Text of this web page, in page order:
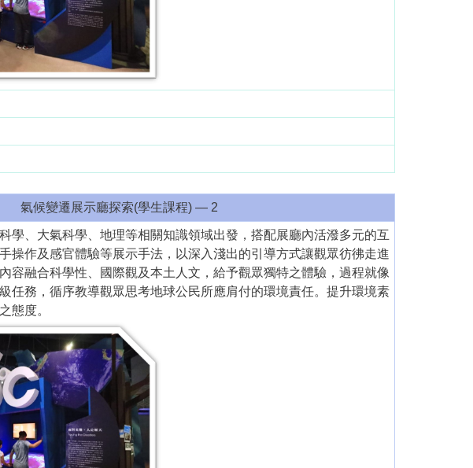
氣候變遷展示廳探索(學生課程) — 2
學、大氣科學、地理等相關知識領域出發，搭配展廳內活潑多元的互
操作及感官體驗等展示手法，以深入淺出的引導方式讓觀眾彷彿走進
容融合科學性、國際觀及本土人文，給予觀眾獨特之體驗，過程就像
任務，循序教導觀眾思考地球公民所應肩付的環境責任。提升環境素
態度。